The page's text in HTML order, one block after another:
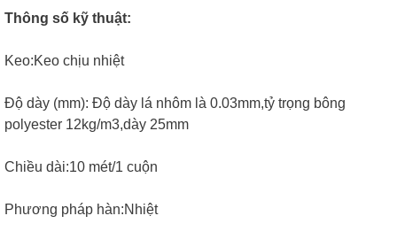
Thông số kỹ thuật:
Keo:Keo chịu nhiệt
Độ dày (mm): Độ dày lá nhôm là 0.03mm,tỷ trọng bông
polyester 12kg/m3,dày 25mm
Chiều dài:10 mét/1 cuộn
Phương pháp hàn:Nhiệt